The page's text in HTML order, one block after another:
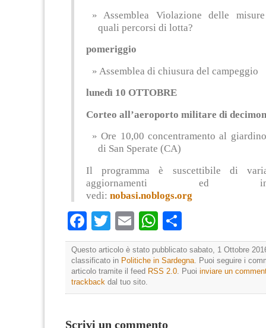
Assemblea Violazione delle
quali percorsi di lotta?
pomeriggio
Assemblea di chiusura del campeggio
lunedì 10 OTTOBRE
Corteo all’aeroporto militare di
Ore 10,00 concentramento al
di San Sperate (CA)
Il programma è suscettibile di
aggiornamenti ed
vedi: nobasi.noblogs.org
Facebook
Twitter
EmailWhatsApp
Questo articolo è stato pubblicato sabato, 1 Ottobre
classificato in Politiche in Sardegna . Puoi seguire i
articolo tramite il feed RSS 2.0 . Puoi inviare un
trackback dal tuo sito.
Scrivi un commento